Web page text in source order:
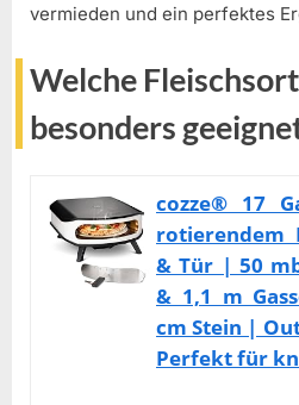
vermieden und ein perfektes
Welche
besonders
cozze® 17
rotierendem
& Tür | 50
& 1,1 m
cm Stein |
Perfekt für